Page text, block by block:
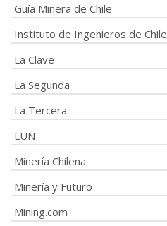
Guía Minera de Chile
Instituto de Ingenieros de Chile
La Clave
La Segunda
La Tercera
LUN
Minería Chilena
Minería y Futuro
Mining.com